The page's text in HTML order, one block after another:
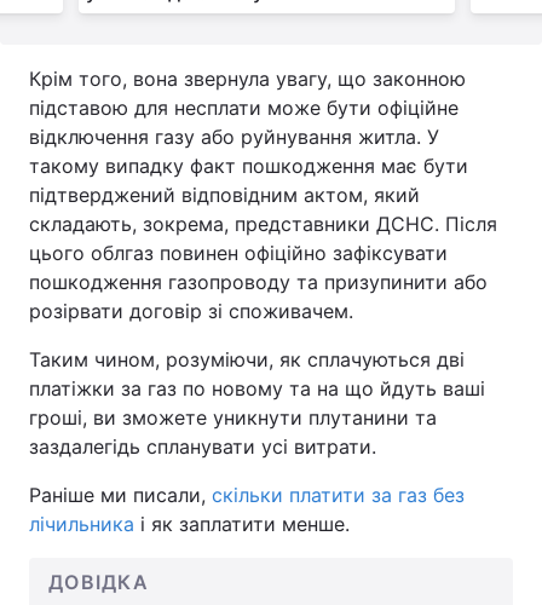
Крім того, вона звернула увагу, що законною
підставою для несплати може бути офіційне
відключення газу або руйнування житла. У
такому випадку факт пошкодження має бути
підтверджений відповідним актом, який
складають, зокрема, представники ДСНС. Після
цього облгаз повинен офіційно зафіксувати
пошкодження газопроводу та призупинити або
розірвати договір зі споживачем.
Таким чином, розуміючи, як сплачуються дві
платіжки за газ по новому та на що йдуть ваші
гроші, ви зможете уникнути плутанини та
заздалегідь спланувати усі витрати.
Раніше ми писали, скільки платити за газ без
лічильника і як заплатити менше.
ДОВІДКА